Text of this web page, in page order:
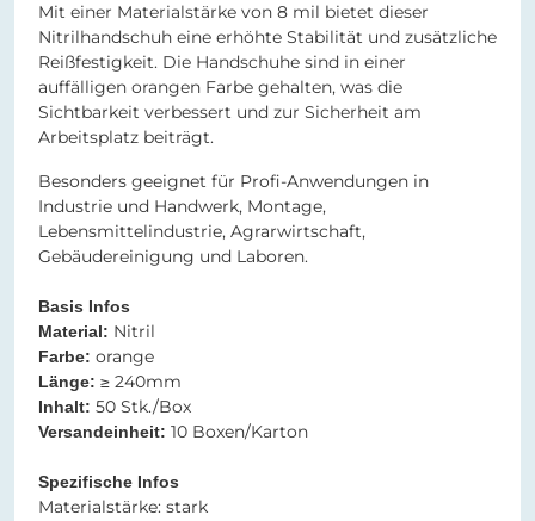
Mit einer Materialstärke von 8 mil bietet dieser
Nitrilhandschuh eine erhöhte Stabilität und zusätzliche
Reißfestigkeit. Die Handschuhe sind in einer
auffälligen orangen Farbe gehalten, was die
Sichtbarkeit verbessert und zur Sicherheit am
Arbeitsplatz beiträgt.
Besonders geeignet für Profi-Anwendungen in
Industrie und Handwerk, Montage,
Lebensmittelindustrie, Agrarwirtschaft,
Gebäudereinigung und Laboren.​​​​​​​
Basis Infos
Material: Nitril​​
Farbe: orange​​​​​​​
Länge: ≥ 240mm
Inhalt: 50 Stk./Box
Versandeinheit: 10 Boxen/Karton
Spezifische Infos​​​​​​​
​​​​​​​Materialstärke: stark